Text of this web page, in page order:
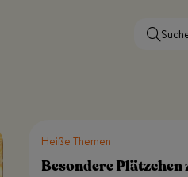
Heiße Themen
Besondere Plätzchen